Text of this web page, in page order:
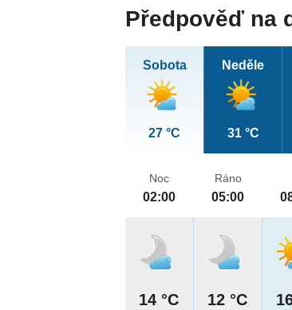
Předpověď na
Sobota
27 °C
Neděle
31 °C
Noc
02:00
14 °C
Ráno
05:00
12 °C